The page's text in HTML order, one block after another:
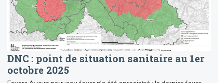
DNC : point de situation sanitaire au 1er
octobre 2025